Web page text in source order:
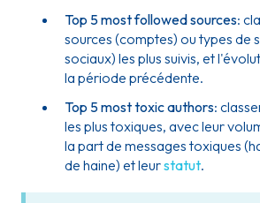
Top 5 most followed sources:
sources (comptes) ou types de
sociaux) les plus suivis, et
la période précédente.
Top 5 most toxic authors:
les plus toxiques, avec leur
la part de messages toxiques
de haine) et leurstatut.